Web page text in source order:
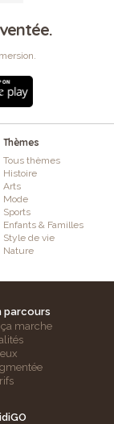
Thèmes
Tous thèmes
Histoire
Arts
Mode
Sports
Enfants & Familles
Style de vie
Nature
parcours
marche